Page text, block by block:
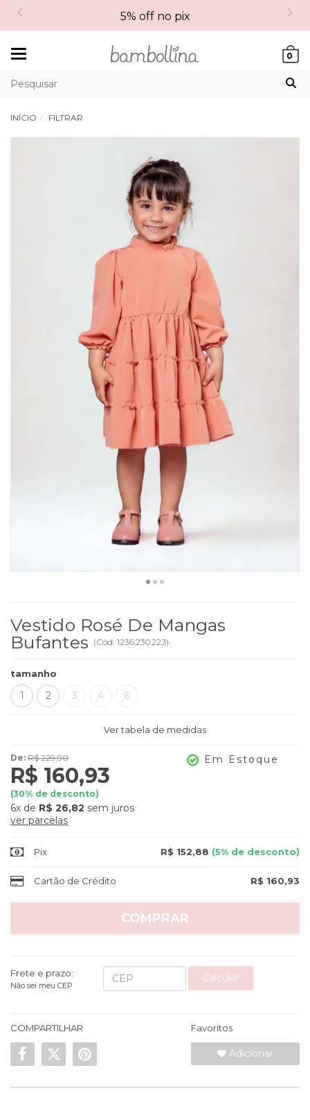
5% off no pix
0
INÍCIO FILTRAR
Vestido Rosé De Mangas
Bufantes (Cód. 1236.230.223)
tamanho
1 2 3 4 6
Ver tabela de medidas
De: R$ 229,90
R$ 160,93
(30% de desconto)
6x de R$ 26,82 sem juros
ver parcelas
Em Estoque
Pix R$ 152,88 (5% de desconto)
Cartão de Crédito R$ 160,93
COMPRAR
Frete e prazo:
Não sei meu CEP
Calcular
COMPARTILHAR Favoritos
Adicionar